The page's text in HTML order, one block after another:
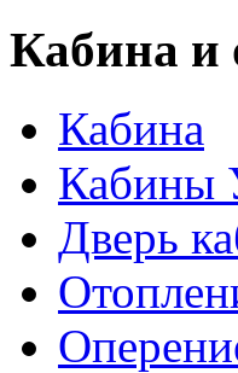
Кабина и
Кабина
Кабины
Дверь